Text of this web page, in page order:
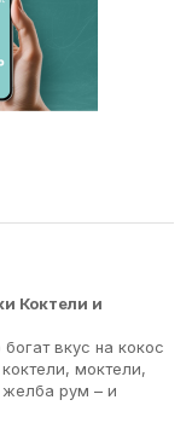
Коктели и
вкус на кокос
моктели,
рум – и